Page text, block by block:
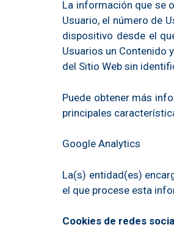
La información que se
Usuario, el número de
dispositivo desde el
Usuarios un Contenido
del Sitio Web sin
Puede obtener más
principales
Google Analytics
La(s) entidad(es)
el que procese esta
Cookies de redes